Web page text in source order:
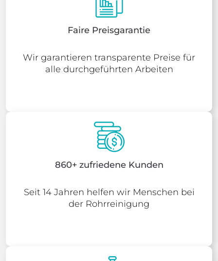
Faire Preisgarantie
Wir garantieren transparente Preise für
alle durchgeführten Arbeiten
860+ zufriedene Kunden
Seit 14 Jahren helfen wir Menschen bei
der Rohrreinigung